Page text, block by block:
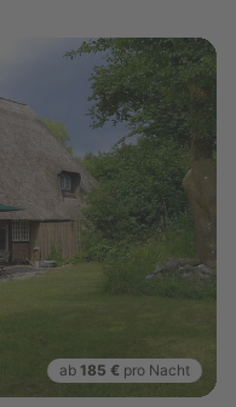
ab 185 € pro Nacht